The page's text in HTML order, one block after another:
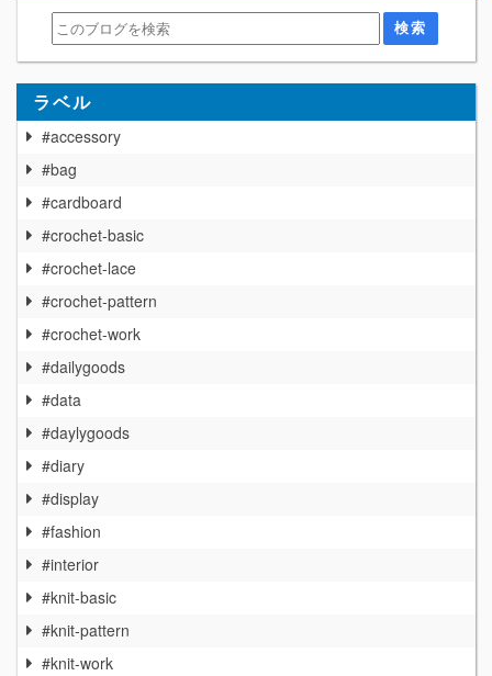
ラベル
#accessory
#bag
#cardboard
#crochet-basic
#crochet-lace
#crochet-pattern
#crochet-work
#dailygoods
#data
#daylygoods
#diary
#display
#fashion
#interior
#knit-basic
#knit-pattern
#knit-work